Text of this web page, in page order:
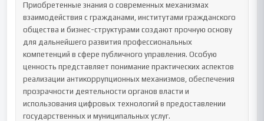
Приобретенные знания о современных механизмах
взаимодействия с гражданами, институтами гражданского
общества и бизнес-структурами создают прочную основу
для дальнейшего развития профессиональных
компетенций в сфере публичного управления. Особую
ценность представляет понимание практических аспектов
реализации антикоррупционных механизмов, обеспечения
прозрачности деятельности органов власти и
использования цифровых технологий в предоставлении
государственных и муниципальных услуг.